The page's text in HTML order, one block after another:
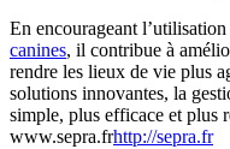
En encourageant l’utilisation
canines, il contribue à
rendre les lieux de vie plus
solutions innovantes, la
simple, plus efficace et plus
www.sepra.frhttp://sepra.fr